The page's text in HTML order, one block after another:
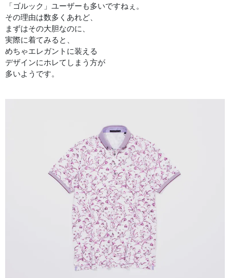
「ゴルック」ユーザーも多いですねぇ。
その理由は数多くあれど、
まずはその大胆なのに、
実際に着てみると、
めちゃエレガントに装える
デザインにホレてしまう方が
多いようです。